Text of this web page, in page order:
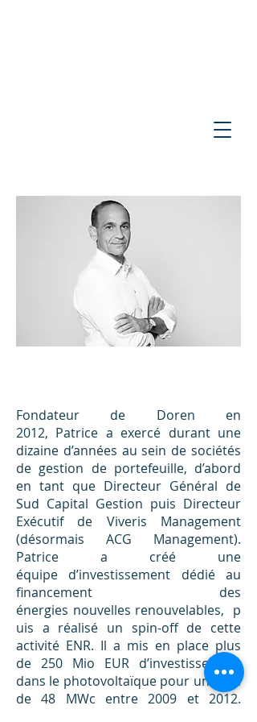
Fondateur de Doren en
2012, Patrice a exercé durant une
dizaine d’années au sein de sociétés
de gestion de portefeuille, d’abord
en tant que Directeur Général de
Sud Capital Gestion puis Directeur
Exécutif de Viveris Management
(désormais ACG Management).
Patrice a créé une
équipe d’investissement dédié au
financement des
énergies nouvelles renouvelables, p
uis a réalisé un spin-off de cette
activité ENR. Il a mis en place plus
de 250 Mio EUR d’investissement
dans le photovoltaïque pour un total
de 48 MWc entre 2009 et 2012.